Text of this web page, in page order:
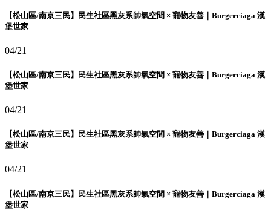
【松山區/南京三民】民生社區黑灰系帥氣空間 × 寵物友善｜Burgerciaga 漢
堡世家
04/21
【松山區/南京三民】民生社區黑灰系帥氣空間 × 寵物友善｜Burgerciaga 漢
堡世家
04/21
【松山區/南京三民】民生社區黑灰系帥氣空間 × 寵物友善｜Burgerciaga 漢
堡世家
04/21
【松山區/南京三民】民生社區黑灰系帥氣空間 × 寵物友善｜Burgerciaga 漢
堡世家